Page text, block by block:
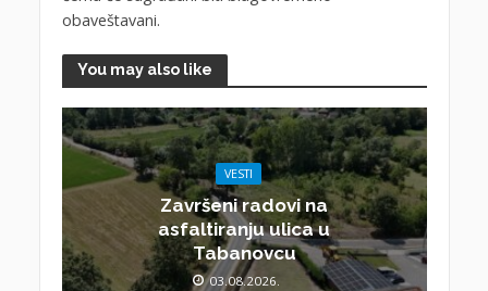
obaveštavani.
You may also like
VESTI
Završeni radovi na
asfaltiranju ulica u
Tabanovcu
03.08.2026.